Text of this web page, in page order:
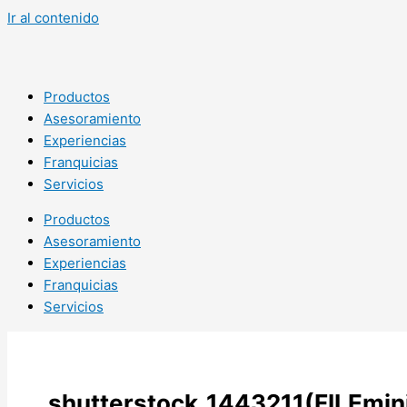
Ir al contenido
Productos
Asesoramiento
Experiencias
Franquicias
Servicios
Productos
Asesoramiento
Experiencias
Franquicias
Servicios